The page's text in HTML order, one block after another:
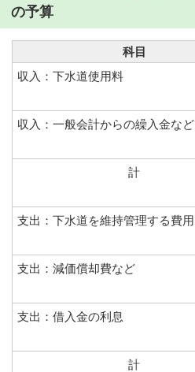
の予算
科目
収入：下水道使用料
収入：一般会計からの繰入金など
計
支出：下水道を維持管理する費用
支出：減価償却費など
支出：借入金の利息
計